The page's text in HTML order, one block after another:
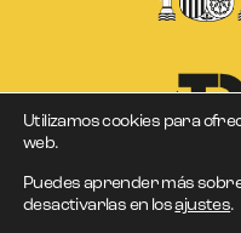
Utilizamos cookies para
web.
Puedes aprender más
desactivarlas en losajustes.